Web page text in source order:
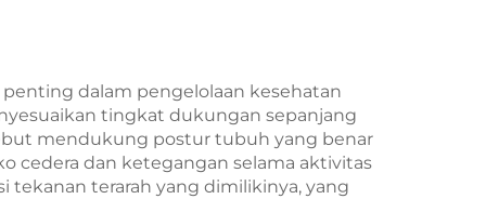
dalam pengelolaan kesehatan
tingkat dukungan sepanjang
mendukung postur tubuh yang benar
cedera dan ketegangan selama aktivitas
tekanan terarah yang dimilikinya, yang